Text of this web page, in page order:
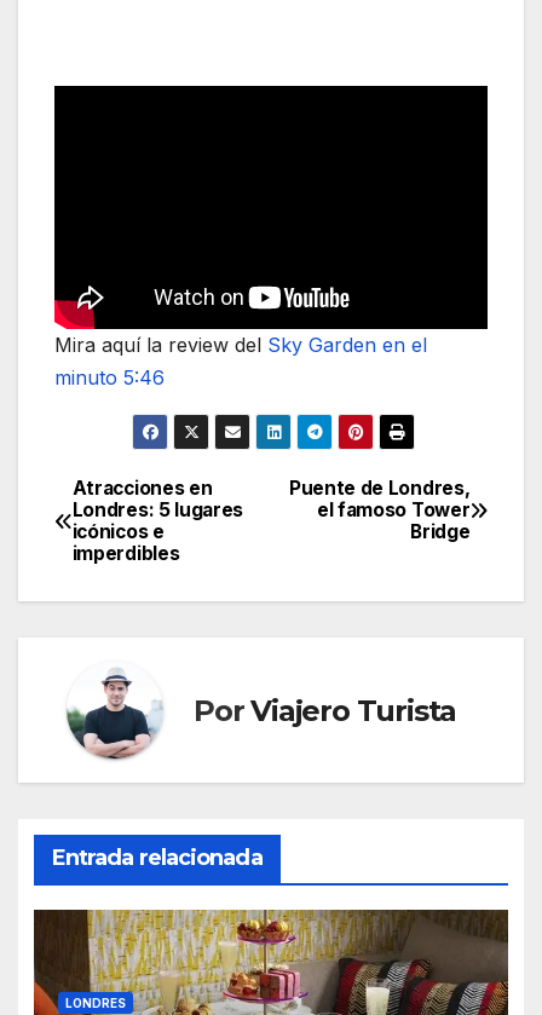
Mira aquí la review del Sky Garden en el
minuto 5:46
Navegación
de
entradas
Puente de Londres,
el famoso Tower
Bridge
Atracciones en
Londres: 5 lugares
icónicos e
imperdibles
PorViajero Turista
Entrada relacionada
LONDRES